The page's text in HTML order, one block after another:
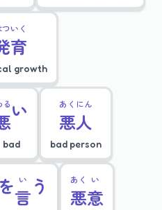
つ
育
いく
growth
る い
bad
悪
あく
人
にん
bad person
を言
い う 悪
あく
意
い